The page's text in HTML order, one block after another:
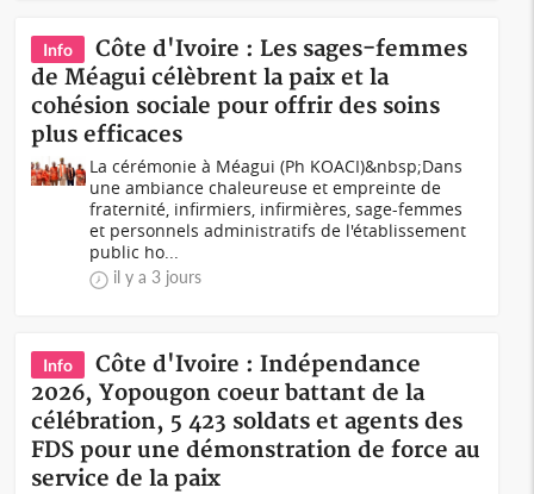
Info
Côte d'Ivoire : Les sages-femmes
de Méagui célèbrent la paix et la
cohésion sociale pour offrir des soins
plus efficaces
La cérémonie à Méagui (Ph KOACI)&nbsp;Dans
une ambiance chaleureuse et empreinte de
fraternité, infirmiers, infirmières, sage-femmes
et personnels administratifs de l'établissement
public ho...
il y a 3 jours
Info
Côte d'Ivoire : Indépendance
2026, Yopougon coeur battant de la
célébration, 5 423 soldats et agents des
FDS pour une démonstration de force au
service de la paix